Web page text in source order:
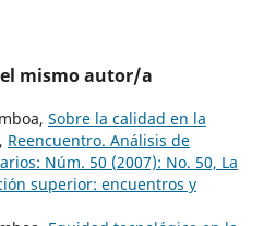
mismo autor/a
Sobre la calidad en la
, Reencuentro. Análisis de
Núm. 50 (2007): No. 50, La
superior: encuentros y